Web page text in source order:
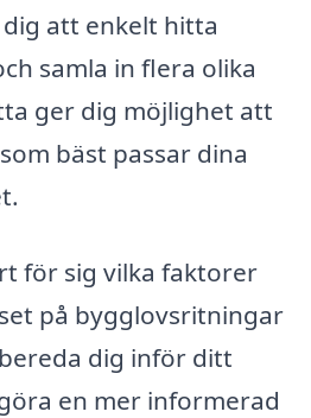
att enkelt hitta
samla in flera olika
ger dig möjlighet att
bäst passar dina
för sig vilka faktorer
på bygglovsritningar
dig inför ditt
en mer informerad